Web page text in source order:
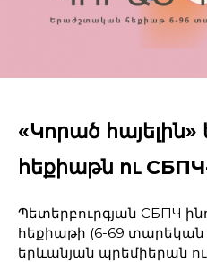
«Կորած
հեքիաթն ու
Պետերբուրգյան СБПЧ
հեքիաթի (6-69
երևանյան պրեմիերան